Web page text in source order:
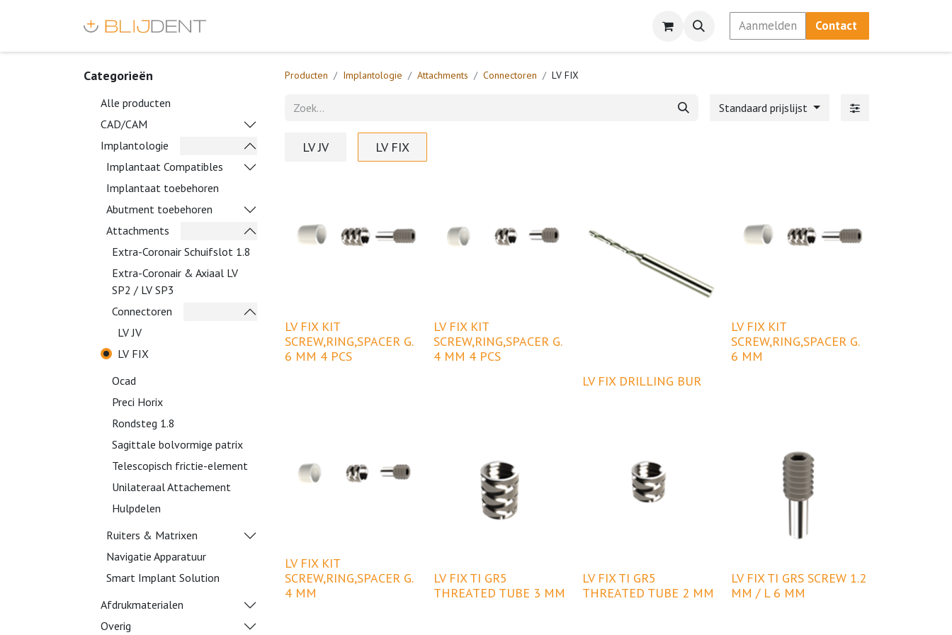
Aanmelden Contact
Categorieën
Alle producten
CAD/CAM
Implantologie
Implantaat Compatibles
Implantaat toebehoren
Abutment toebehoren
Attachments
Extra-Coronair Schuifslot 1.8
Extra-Coronair & Axiaal LV
SP2 / LV SP3
Connectoren
LV JV
LV FIX
Ocad
Preci Horix
Rondsteg 1.8
Sagittale bolvormige patrix
Telescopisch frictie-element
Unilateraal Attachement
Hulpdelen
Ruiters & Matrixen
Navigatie Apparatuur
Smart Implant Solution
Afdrukmaterialen
Overig
Producten Implantologie Attachments Connectoren LV FIX
Standaard prijslijst
LV JV LV FIX
LV FIX KIT
SCREW,RING,SPACER G.
6 MM 4 PCS
LV FIX KIT
SCREW,RING,SPACER G.
4 MM 4 PCS
LV FIX DRILLING BUR
LV FIX KIT
SCREW,RING,SPACER G.
6 MM
LV FIX KIT
SCREW,RING,SPACER G.
4 MM
LV FIX TI GR5
THREATED TUBE 3 MM
LV FIX TI GR5
THREATED TUBE 2 MM
LV FIX TI GRS SCREW 1.2
MM / L 6 MM